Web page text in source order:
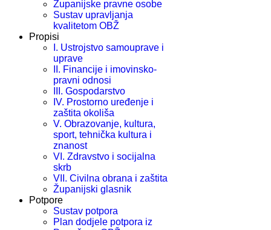
Županijske pravne osobe
Sustav upravljanja
kvalitetom OBŽ
Propisi
I. Ustrojstvo samouprave i
uprave
II. Financije i imovinsko-
pravni odnosi
III. Gospodarstvo
IV. Prostorno uređenje i
zaštita okoliša
V. Obrazovanje, kultura,
sport, tehnička kultura i
znanost
VI. Zdravstvo i socijalna
skrb
VII. Civilna obrana i zaštita
Županijski glasnik
Potpore
Sustav potpora
Plan dodjele potpora iz